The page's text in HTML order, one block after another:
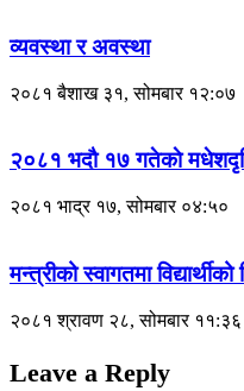
व्यवस्था र अवस्था
२०८१ बैशाख ३१, सोमबार १२:०७
२०८१ भदाै १७ गतेकाे
२०८१ भाद्र १७, सोमबार ०४:५०
मन्त्रीको स्वागतमा विद्यार्थीको
२०८१ श्रावण २८, सोमबार ११:३६
Leave a Reply